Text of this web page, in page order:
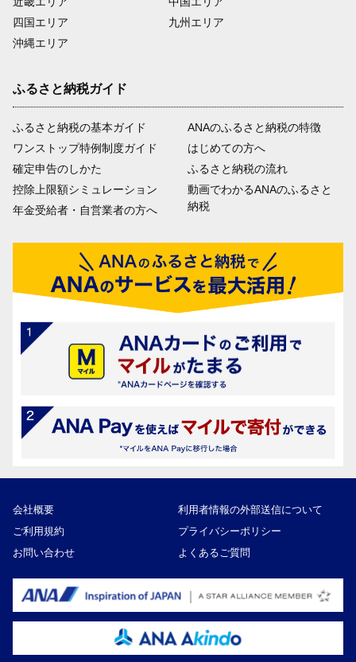
四国エリア
沖縄エリア
九州エリア
ふるさと納税ガイド
ふるさと納税の基本ガイド
ワンストップ特例制度ガイド
確定申告のしかた
控除上限額シミュレーション
年金受給者・自営業者の方へ
ANAのふるさと納税の特徴
はじめての方へ
ふるさと納税の流れ
動画でわかるANAのふるさと
納税
会社概要
利用者情報の外部送信について
ご利用規約
プライバシーポリシー
お問い合わせ
よくあるご質問